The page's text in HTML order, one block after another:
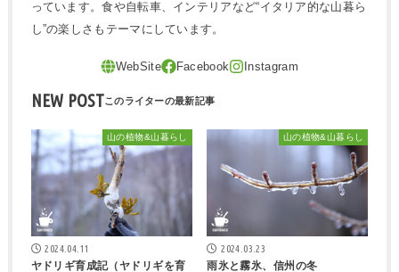
っています。食や自転車、インテリアなど“イタリア的な山暮ら
し”の楽しさもテーマにしています。
NEW POST
山の植物&山暮らし
2024.04.11
ヤドリギ育成記（ヤドリギを育
山の植物&山暮らし
2024.03.23
雨氷と霧氷、信州の冬